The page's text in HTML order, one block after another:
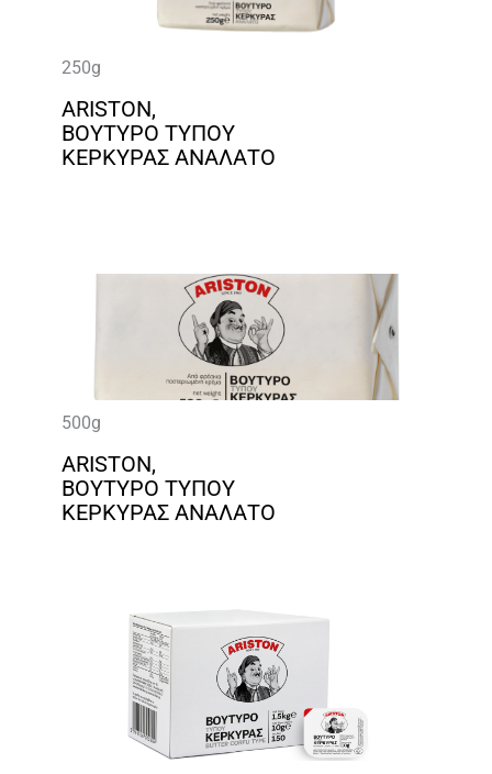
250g
ARISTON,
ΒΟΥΤΥΡΟ ΤΥΠΟΥ
ΚΕΡΚΥΡΑΣ ΑΝΑΛΑΤΟ
500g
ARISTON,
ΒΟΥΤΥΡΟ ΤΥΠΟΥ
ΚΕΡΚΥΡΑΣ ΑΝΑΛΑΤΟ